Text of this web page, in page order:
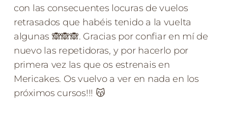
con las consecuentes locuras de vuelos
retrasados que habéis tenido a la vuelta
algunas 🙈🙈🙈. Gracias por confiar en mí de
nuevo las repetidoras, y por hacerlo por
primera vez las que os estrenais en
Mericakes. Os vuelvo a ver en nada en los
próximos cursos!!! 😽